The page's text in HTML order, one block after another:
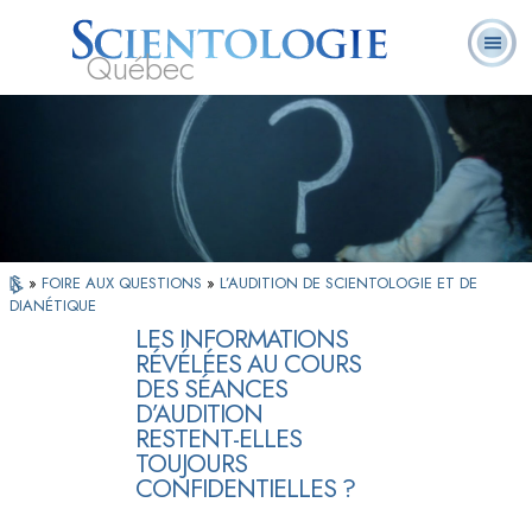
Québec
Qu’est-ce que la
Scientologie ?
Ministres
volontaires
Foire aux
questions
» FOIRE AUX QUESTIONS » L’AUDITION DE SCIENTOLOGIE ET DE
DIANÉTIQUE
LES INFORMATIONS
RÉVÉLÉES AU COURS
DES SÉANCES
D’AUDITION
RESTENT-ELLES
TOUJOURS
CONFIDENTIELLES ?